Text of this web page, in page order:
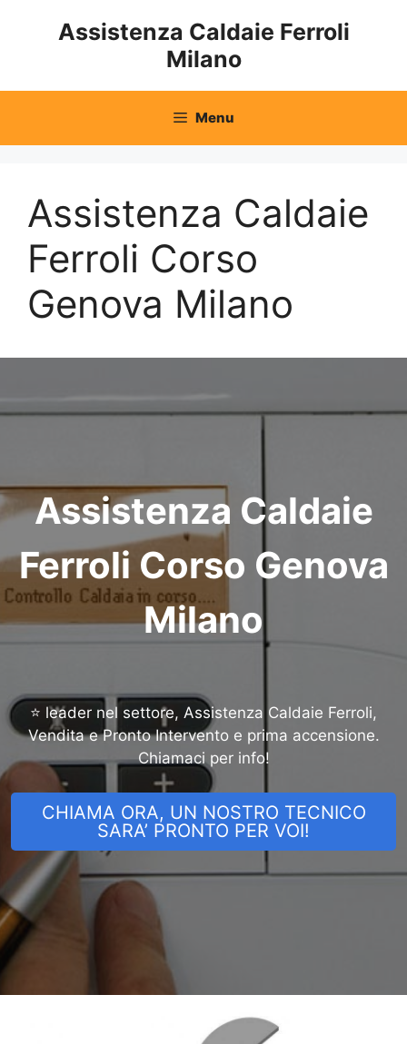
Assistenza Caldaie Ferroli
Milano
Menu
Assistenza Caldaie
Ferroli Corso
Genova Milano
Assistenza Caldaie
Ferroli Corso Genova
Milano
⭐ leader nel settore, Assistenza Caldaie Ferroli,
Vendita e Pronto Intervento e prima accensione.
Chiamaci per info!
CHIAMA ORA, UN NOSTRO TECNICO
SARA’ PRONTO PER VOI!